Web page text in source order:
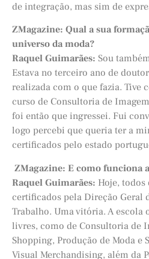
de integração, mas sim de
ZMagazine: Qual a sua
universo da moda?
Raquel Guimarães: Sou
Estava no terceiro ano de
realizada com o que fazia. Tive
curso de Consultoria de
foi então que ingressei. Fui
logo percebi que queria ter a
certificados pelo estado
ZMagazine: E como funciona
Raquel Guimarães: Hoje, todos
certificados pela Direção Geral
Trabalho. Uma vitória. A escola
livres, como de Consultoria de
Shopping, Produção de Moda e
Visual Merchandising, além da